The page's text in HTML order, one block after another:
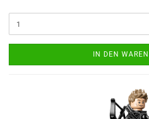
IN DEN